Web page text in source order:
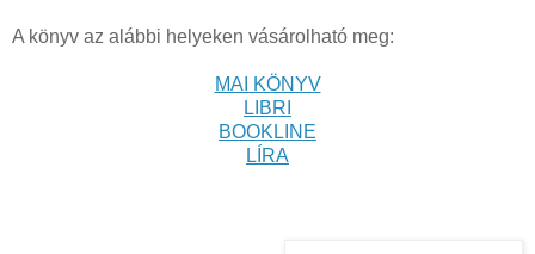
A könyv az alábbi helyeken vásárolható meg:
MAI KÖNYV
LIBRI
BOOKLINE
LÍRA